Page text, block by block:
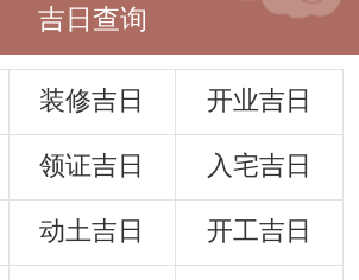
吉日查询
装修吉日 开业吉日
领证吉日 入宅吉日
动土吉日 开工吉日